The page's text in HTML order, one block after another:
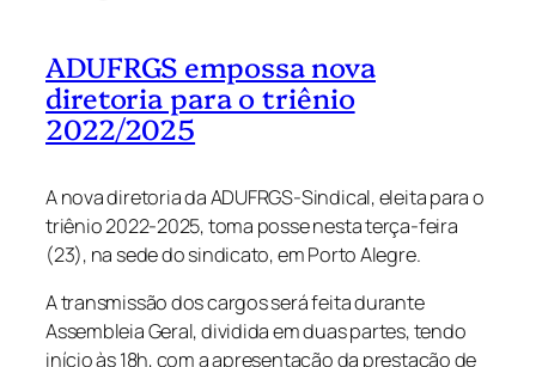
ADUFRGS empossa nova
diretoria para o triênio
2022/2025
A nova diretoria da ADUFRGS-Sindical, eleita para o
triênio 2022-2025, toma posse nesta terça-feira
(23), na sede do sindicato, em Porto Alegre.
A transmissão dos cargos será feita durante
Assembleia Geral, dividida em duas partes, tendo
início às 18h, com a apresentação da prestação de